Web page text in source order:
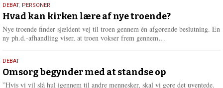
e
r
e
25.
juli
2026
DEBAT, PERSONER
Hvad kan kirken lære af nye troende?
Nye troende finder sjældent vej til troen gennem én afgørende beslutning. En
ny ph.d.-afhandling viser, at troen vokser frem gennem…
e
r
9.
juli
2026
DEBAT
Omsorg begynder med at standse op
”Hvis vi vil slå hul igennem til andre mennesker, skal vi gøre det uventede.